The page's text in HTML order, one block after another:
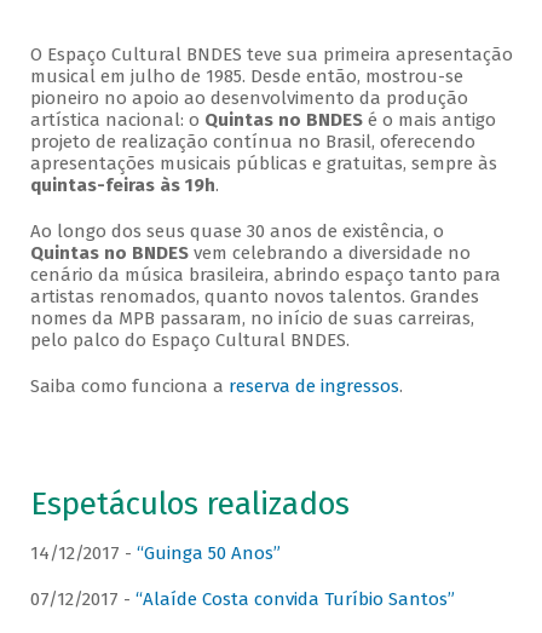
O Espaço Cultural BNDES teve sua primeira apresentação
musical em julho de 1985. Desde então, mostrou-se
pioneiro no apoio ao desenvolvimento da produção
artística nacional: o Quintas no BNDESé o mais antigo
projeto de realização contínua no Brasil, oferecendo
apresentações musicais públicas e gratuitas, sempre às
quintas-feiras às 19h.
Ao longo dos seus quase 30 anos de existência, o
Quintas no BNDESvem celebrando a diversidade no
cenário da música brasileira, abrindo espaço tanto para
artistas renomados, quanto novos talentos. Grandes
nomes da MPB passaram, no início de suas carreiras,
pelo palco do Espaço Cultural BNDES.
Saiba como funciona a reserva de ingressos.
Espetáculos realizados
14/12/2017 - “Guinga 50 Anos”
07/12/2017 - “Alaíde Costa convida Turíbio Santos”